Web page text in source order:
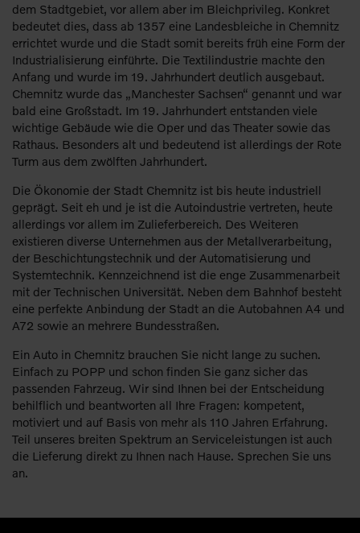
dem Stadtgebiet, vor allem aber im Bleichprivileg. Konkret
bedeutet dies, dass ab 1357 eine Landesbleiche in Chemnitz
errichtet wurde und die Stadt somit bereits früh eine Form der
Industrialisierung einführte. Die Textilindustrie machte den
Anfang und wurde im 19. Jahrhundert deutlich ausgebaut.
Chemnitz wurde das „Manchester Sachsen“ genannt und war
bald eine Großstadt. Im 19. Jahrhundert entstanden viele
wichtige Gebäude wie die Oper und das Theater sowie das
Rathaus. Besonders alt und bedeutend ist allerdings der Rote
Turm aus dem zwölften Jahrhundert.
Die Ökonomie der Stadt Chemnitz ist bis heute industriell
geprägt. Seit eh und je ist die Autoindustrie vertreten, heute
allerdings vor allem im Zulieferbereich. Des Weiteren
existieren diverse Unternehmen aus der Metallverarbeitung,
der Beschichtungstechnik und der Automatisierung und
Systemtechnik. Kennzeichnend ist die enge Zusammenarbeit
mit der Technischen Universität. Neben dem Bahnhof besteht
eine perfekte Anbindung der Stadt an die Autobahnen A4 und
A72 sowie an mehrere Bundesstraßen.
Ein Auto in Chemnitz brauchen Sie nicht lange zu suchen.
Einfach zu POPP und schon finden Sie ganz sicher das
passenden Fahrzeug. Wir sind Ihnen bei der Entscheidung
behilflich und beantworten all Ihre Fragen: kompetent,
motiviert und auf Basis von mehr als 110 Jahren Erfahrung.
Teil unseres breiten Spektrum an Serviceleistungen ist auch
die Lieferung direkt zu Ihnen nach Hause. Sprechen Sie uns
an.